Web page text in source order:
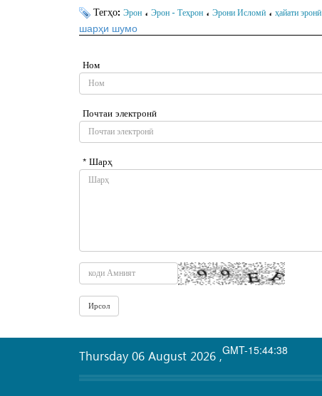
Тегҳо: Эрон ، Эрон - Теҳрон ، Эрони Исломӣ ، ҳайати эронӣ
шарҳи шумо
Ном
Почтаи электронӣ
* Шарҳ
GMT-15:44:38
Thursday 06 August 2026 ,